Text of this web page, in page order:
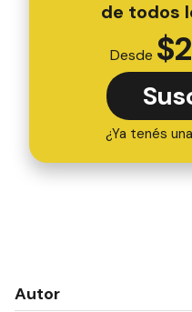
de todos
Desde $
¿Ya tenés
Autor